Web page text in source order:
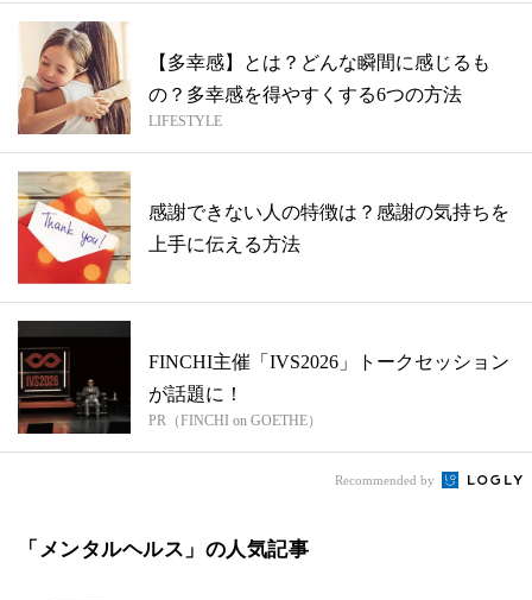
【多幸感】とは？どんな瞬間に感じるも
の？多幸感を得やすくする6つの方法
LIFESTYLE
感謝できない人の特徴は？感謝の気持ちを
上手に伝える方法
FINCHI主催「IVS2026」トークセッション
が話題に！
PR（FINCHI on GOETHE）
Recommended by
「メンタルヘルス」の人気記事